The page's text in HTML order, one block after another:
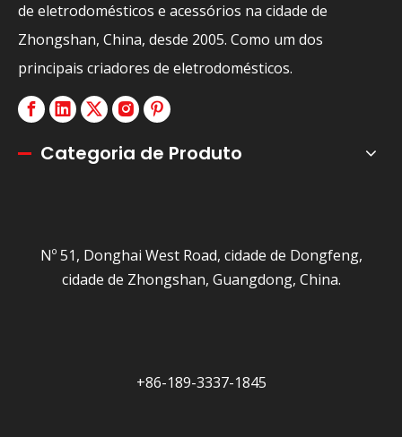
de eletrodomésticos e acessórios na cidade de
Zhongshan, China, desde 2005. Como um dos
principais criadores de eletrodomésticos.
Categoria de Produto
Nº 51, Donghai West Road, cidade de Dongfeng,
cidade de Zhongshan, Guangdong, China.
+86-189-3337-1845